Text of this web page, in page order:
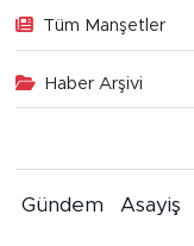
Tüm Manşetler
Haber Arşivi
Gündem Asayiş